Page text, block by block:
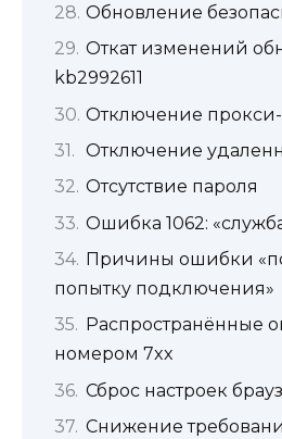
Обновление
Откат изменений
kb2992611
Отключение
Отключение
Отсутствие пароля
Ошибка 1062:
Причины ошибки
попытку подключения»
Распространённые
номером 7xx
Сброс настроек
Снижение